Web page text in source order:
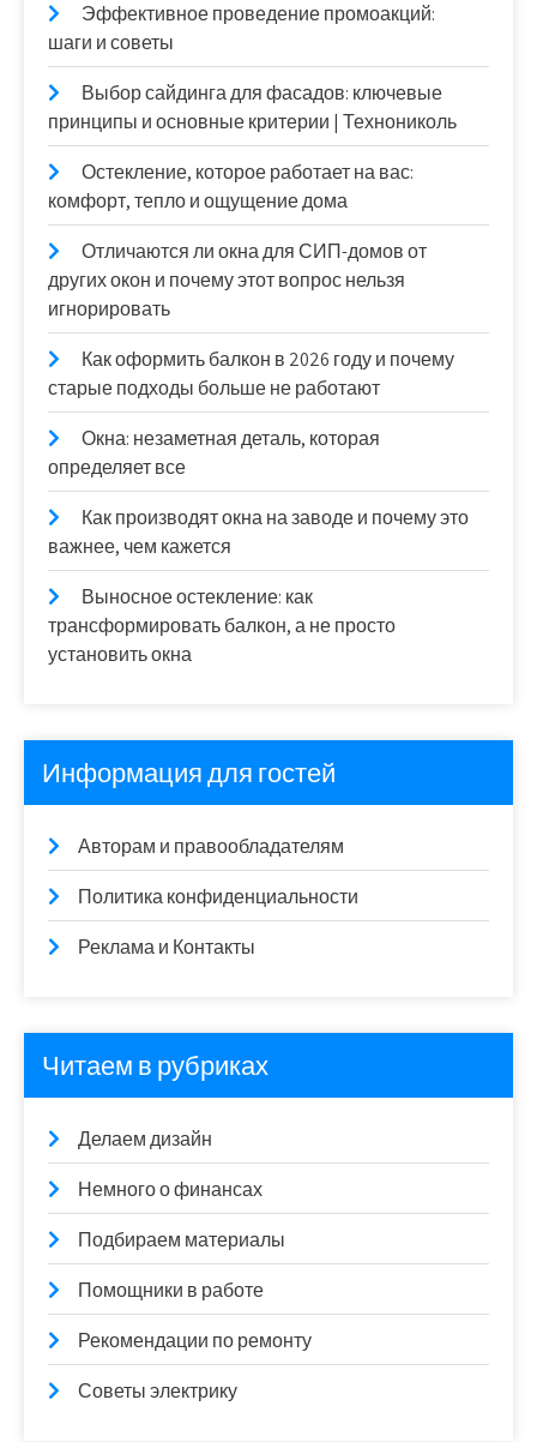
Эффективное проведение промоакций:
шаги и советы
Выбор сайдинга для фасадов: ключевые
принципы и основные критерии | Технониколь
Остекление, которое работает на вас:
комфорт, тепло и ощущение дома
Отличаются ли окна для СИП-домов от
других окон и почему этот вопрос нельзя
игнорировать
Как оформить балкон в 2026 году и почему
старые подходы больше не работают
Окна: незаметная деталь, которая
определяет все
Как производят окна на заводе и почему это
важнее, чем кажется
Выносное остекление: как
трансформировать балкон, а не просто
установить окна
Информация для гостей
Авторам и правообладателям
Политика конфиденциальности
Реклама и Контакты
Читаем в рубриках
Делаем дизайн
Немного о финансах
Подбираем материалы
Помощники в работе
Рекомендации по ремонту
Советы электрику